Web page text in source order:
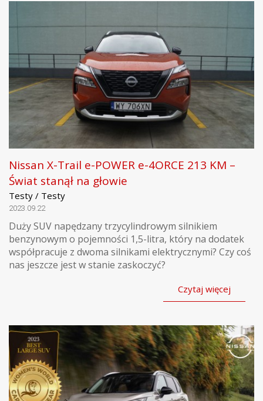
Nissan X-Trail e-POWER e-4ORCE 213 KM –
Świat stanął na głowie
Testy / Testy
2023.09.22
Duży SUV napędzany trzycylindrowym silnikiem
benzynowym o pojemności 1,5-litra, który na dodatek
współpracuje z dwoma silnikami elektrycznymi? Czy coś
nas jeszcze jest w stanie zaskoczyć?
Czytaj więcej